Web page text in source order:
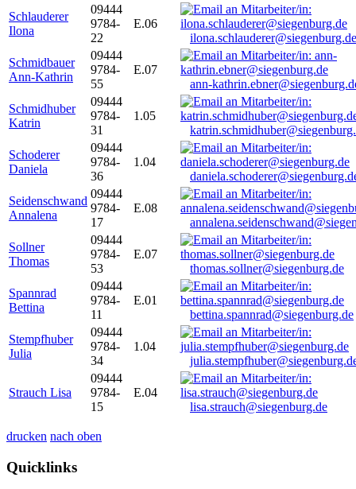
Schlauderer
Ilona
09444
9784-
22
E.06
ilona.schlauderer@siegenburg.de
Schmidbauer
Ann-Kathrin
09444
9784-
55
E.07
ann-
Schmidhuber
Katrin
09444
9784-
31
1.05
Schoderer
Daniela
09444
9784-
36
1.04
Seidenschwand
Annalena
09444
9784-
17
E.08
Sollner
Thomas
09444
9784-
53
E.07
thomas.sollner@siegenburg.de
Spannrad
Bettina
09444
9784-
11
E.01
bettina.spannrad@siegenburg.de
Stempfhuber
Julia
09444
9784-
34
1.04
Strauch Lisa
09444
9784-
15
E.04
lisa.strauch@siegenburg.de
drucken nach oben
Quicklinks